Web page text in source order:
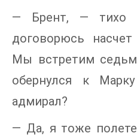
— Брент, — тихо
договорюсь
Мы встретим
обернулся к
адмирал?
— Да, я тоже